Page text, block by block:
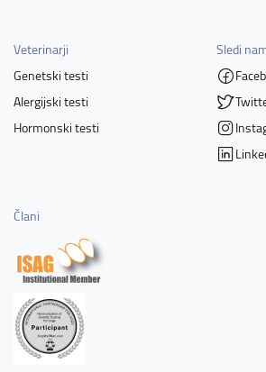
Veterinarji
Genetski testi
Alergijski testi
Hormonski testi
Sledi
Člani